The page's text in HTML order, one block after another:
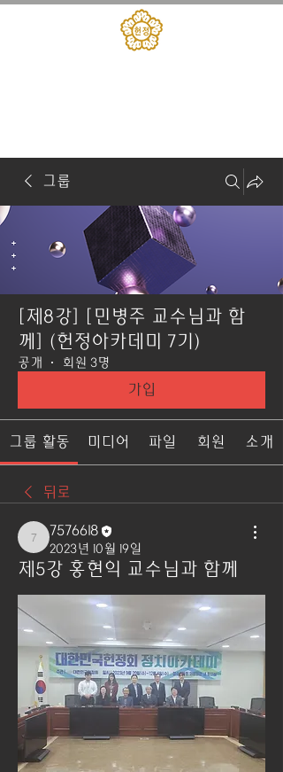
그룹
[제8강] [민병주 교수님과 함
께] (헌정아카데미 7기)
공개 · 회원 3명
가입
그룹 활동 미디어 파일 회원 소개
뒤로
7576618
7576618
2023년 10월 19일
제5강 홍현익 교수님과 함께